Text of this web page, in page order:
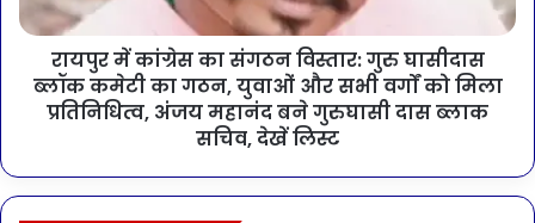
रायपुर में कांग्रेस का संगठन विस्तार: गुरु घासीदास
ब्लॉक कमेटी का गठन, युवाओं और सभी वर्गों को मिला
प्रतिनिधित्व, अंजय महानंद बने गुरुघासी दास ब्लाक
सचिव, देखें लिस्ट